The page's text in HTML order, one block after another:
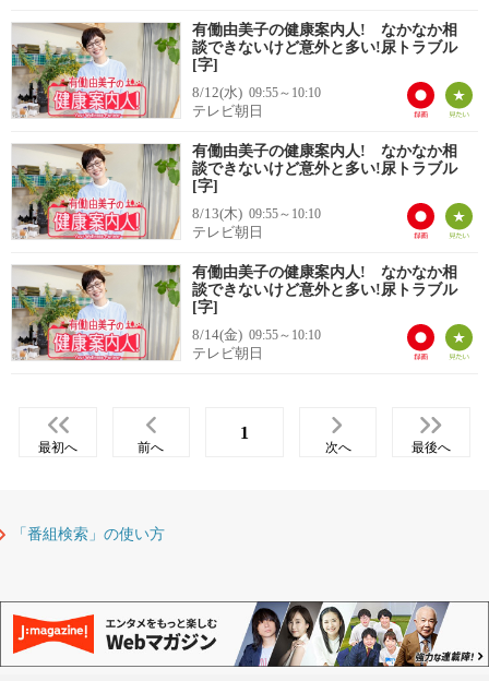
有働由美子の健康案内人! なかなか相
談できないけど意外と多い!尿トラブル
[字]
8/12(水) 09:55～10:10
テレビ朝日
有働由美子の健康案内人! なかなか相
談できないけど意外と多い!尿トラブル
[字]
8/13(木) 09:55～10:10
テレビ朝日
有働由美子の健康案内人! なかなか相
談できないけど意外と多い!尿トラブル
[字]
8/14(金) 09:55～10:10
テレビ朝日
最初へ 前へ
1
次へ 最後へ
「番組検索」の使い方